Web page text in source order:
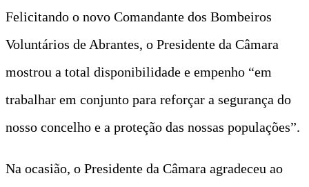
Felicitando o novo Comandante dos Bombeiros
Voluntários de Abrantes, o Presidente da Câmara
mostrou a total disponibilidade e empenho “em
trabalhar em conjunto para reforçar a segurança do
nosso concelho e a proteção das nossas populações”.
Na ocasião, o Presidente da Câmara agradeceu ao